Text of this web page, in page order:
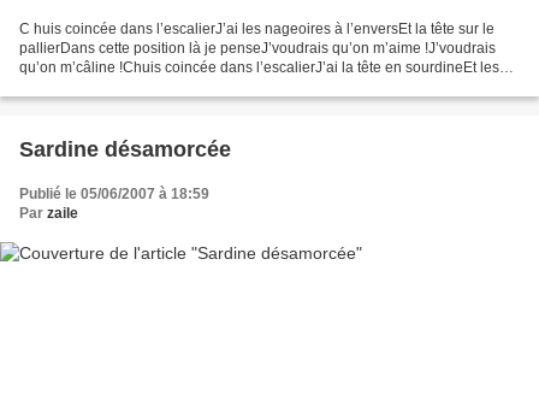
C huis coincée dans l’escalierJ’ai les nageoires à l’enversEt la tête sur le
pallierDans cette position là je penseJ’voudrais qu’on m’aime !J’voudrais
qu’on m’câline !Chuis coincée dans l’escalierJ’ai la tête en sourdineEt les
Sardine désamorcée
Publié le 05/06/2007 à 18:59
Par zaile